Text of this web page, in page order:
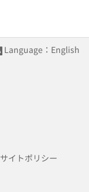
Language：English
サイトポリシー